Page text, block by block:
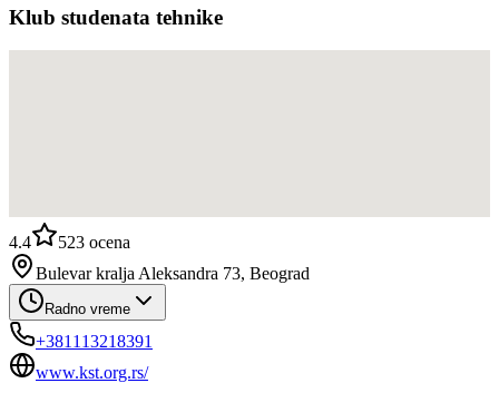
Klub studenata tehnike
4.4 523 ocena
Bulevar kralja Aleksandra 73, Beograd
Radno vreme
+381113218391
www.kst.org.rs/